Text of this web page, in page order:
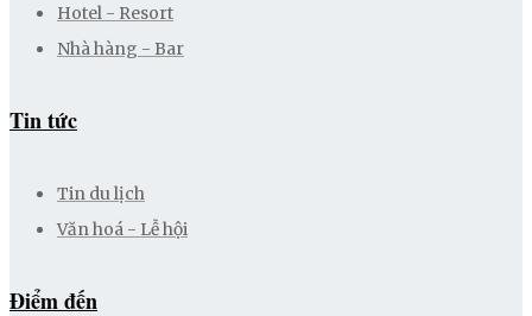
Hotel - Resort
Nhà hàng - Bar
Tin tức
Tin du lịch
Văn hoá - Lễ hội
Điểm đến